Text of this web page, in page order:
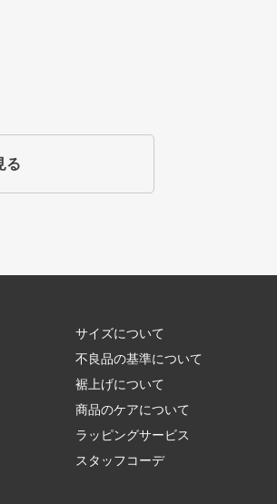
る
サイズについて
不良品の基準について
裾上げについて
商品のケアについて
ラッピングサービス
スタッフコーデ